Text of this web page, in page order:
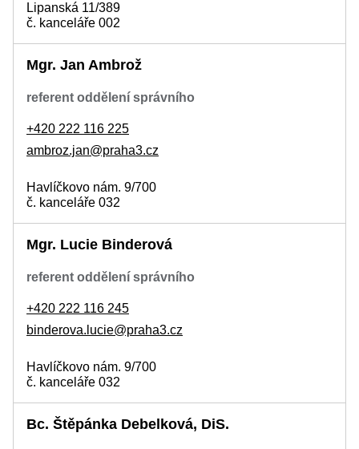
Lipanská 11/389
č. kanceláře 002
Mgr. Jan Ambrož
referent oddělení správního
+420 222 116 225
ambroz.jan@praha3.cz
Havlíčkovo nám. 9/700
č. kanceláře 032
Mgr. Lucie Binderová
referent oddělení správního
+420 222 116 245
binderova.lucie@praha3.cz
Havlíčkovo nám. 9/700
č. kanceláře 032
Bc. Štěpánka Debelková, DiS.